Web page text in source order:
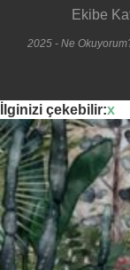
Ekibe
2025 - Ne
İlginizi çekebilir:x